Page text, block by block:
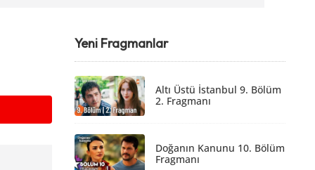
Yeni Fragmanlar
Altı Üstü İstanbul 9. Bölüm
2. Fragmanı
Doğanın Kanunu 10. Bölüm
Fragmanı